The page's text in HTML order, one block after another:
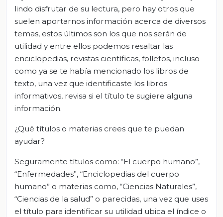
lindo disfrutar de su lectura, pero hay otros que
suelen aportarnos información acerca de diversos
temas, estos últimos son los que nos serán de
utilidad y entre ellos podemos resaltar las
enciclopedias, revistas científicas, folletos, incluso
como ya se te había mencionado los libros de
texto, una vez que identificaste los libros
informativos, revisa si el título te sugiere alguna
información.
¿Qué títulos o materias crees que te puedan
ayudar?
Seguramente títulos como: “El cuerpo humano”,
“Enfermedades”, “Enciclopedias del cuerpo
humano” o materias como, “Ciencias Naturales”,
“Ciencias de la salud” o parecidas, una vez que uses
el título para identificar su utilidad ubica el índice o